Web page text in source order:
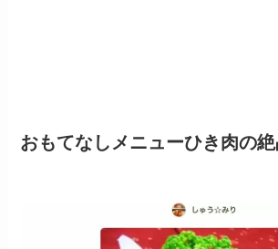
おもてなしメニューひき肉の